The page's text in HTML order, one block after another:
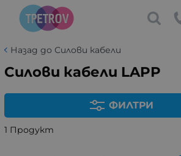
Назад до Силови кабели
Силови кабели LAPP
ФИЛТРИ
1 Продукт